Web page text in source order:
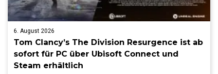
6. August 2026
Tom Clancy’s The Division Resurgence ist ab
sofort für PC über Ubisoft Connect und
Steam erhältlich